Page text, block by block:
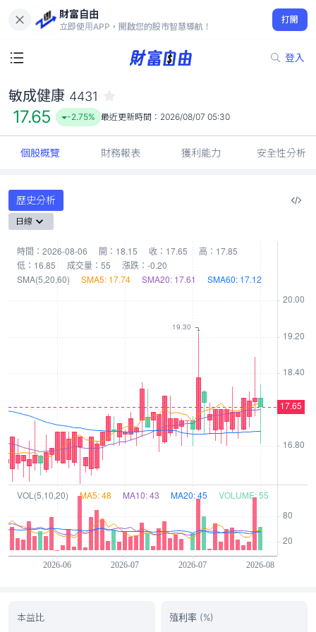
財富自由
立即使用APP，開啟您的股市智慧導航！
打開
登入
17.65
-2.75%
敏成健康 4431
17.65 -2.75% 最近更新時間： 2026/08/07 05:30
個股概覽 財務報表 獲利能力 安全性分析
歷史分析
日線
本益比 殖利率 (%)